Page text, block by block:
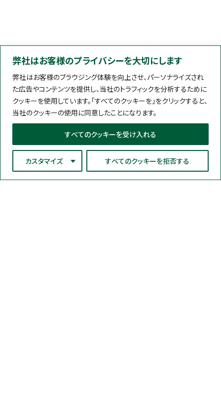
弊社はお客様のプライバシーを大切にします
弊社はお客様のブラウジング体験を向上させ、パーソナライズされ
た広告やコンテンツを提供し、当社のトラフィックを分析するために
クッキーを使用しています。「すべてのクッキーを」をクリックすると、
当社のクッキーの使用に同意したことになります。
カスタマイズ すべてのクッキーを拒否する
すべてのクッキーを受け入れる